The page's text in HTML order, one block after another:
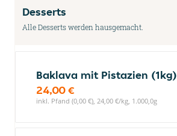
Desserts
Alle Desserts werden hausgemacht.
Baklava mit Pistazien (1kg)
24,00 €
inkl. Pfand (0,00 €), 24,00 €/kg, 1.000,0g